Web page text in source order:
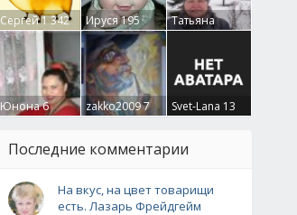
Сергей1 342 Ируся195
Татьяна
Крючкова0
Юнона6 zakko20097 Svet-Lana 13
Последние комментарии
На вкус, на цвет товарищи
есть. Лазарь Фрейдгейм